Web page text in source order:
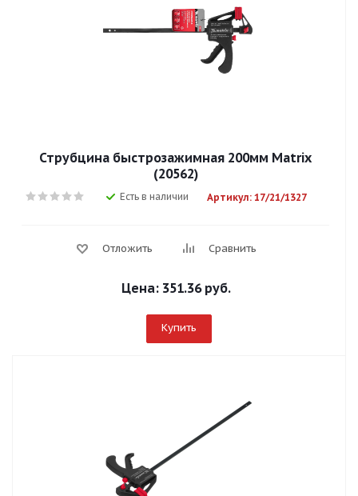
Струбцина быстрозажимная 200мм Matrix
(20562)
Есть в наличии Артикул: 17/21/1327
Отложить Сравнить
Цена: 351.36 руб.
Купить